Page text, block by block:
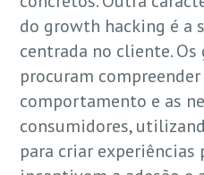
do growth hacking é a
centrada no cliente.
procuram
comportamento e as
consumidores,
para criar experiências